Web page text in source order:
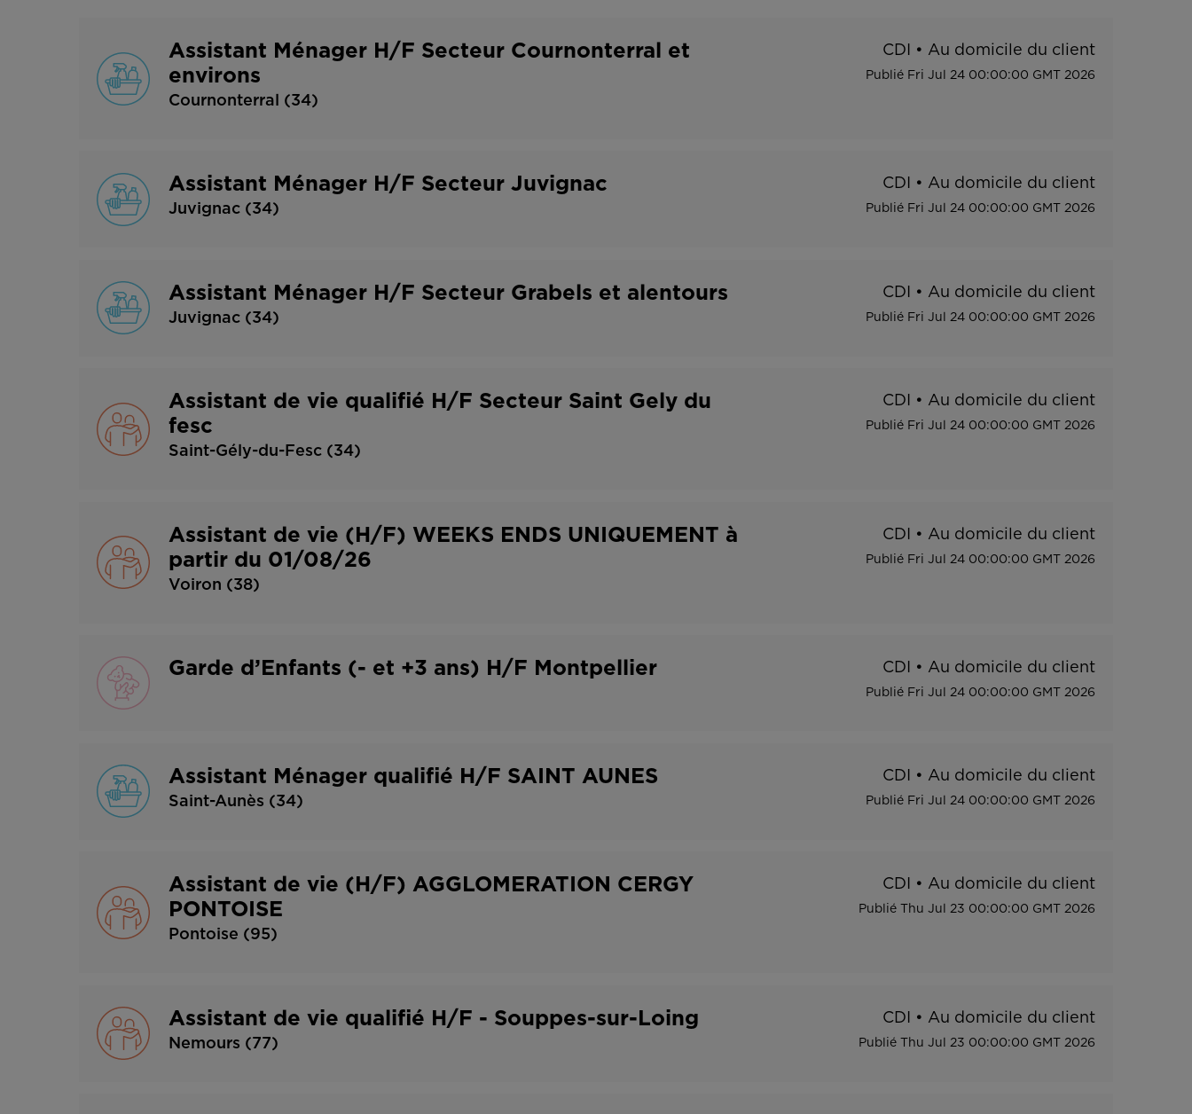
t
a
Assistant Ménager H/F Secteur Cournonterral et
environs
Cournonterral (34)
CDI • Au domicile du client
Publié Fri Jul 24 00:00:00 GMT 2026
Assistant Ménager H/F Secteur Juvignac
Juvignac (34)
CDI • Au domicile du client
Publié Fri Jul 24 00:00:00 GMT 2026
Assistant Ménager H/F Secteur Grabels et alentours
Juvignac (34)
CDI • Au domicile du client
Publié Fri Jul 24 00:00:00 GMT 2026
Assistant de vie qualifié H/F Secteur Saint Gely du
fesc
Saint-Gély-du-Fesc (34)
CDI • Au domicile du client
Publié Fri Jul 24 00:00:00 GMT 2026
Assistant de vie (H/F) WEEKS ENDS UNIQUEMENT à
partir du 01/08/26
Voiron (38)
CDI • Au domicile du client
Publié Fri Jul 24 00:00:00 GMT 2026
Garde d’Enfants (- et +3 ans) H/F Montpellier CDI • Au domicile du client
Publié Fri Jul 24 00:00:00 GMT 2026
Assistant Ménager qualifié H/F SAINT AUNES
Saint-Aunès (34)
CDI • Au domicile du client
Publié Fri Jul 24 00:00:00 GMT 2026
Assistant de vie (H/F) AGGLOMERATION CERGY
PONTOISE
Pontoise (95)
CDI • Au domicile du client
Publié Thu Jul 23 00:00:00 GMT 2026
Assistant de vie qualifié H/F - Souppes-sur-Loing
Nemours (77)
CDI • Au domicile du client
Publié Thu Jul 23 00:00:00 GMT 2026